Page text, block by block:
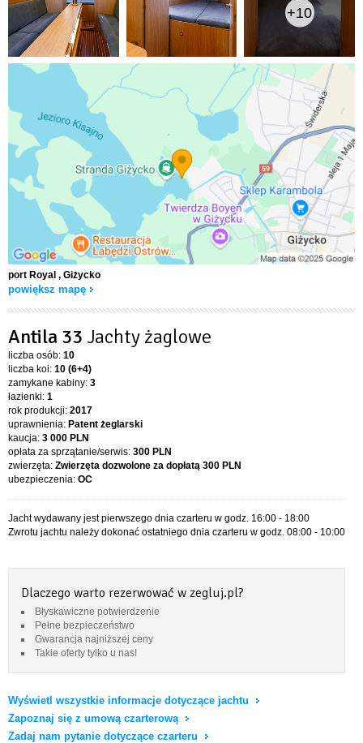
+10
port Royal , Giżycko
powiększ mapę
Antila 33 Jachty żaglowe
liczba osób: 10
liczba koi: 10 (6+4)
zamykane kabiny: 3
łazienki: 1
rok produkcji: 2017
uprawnienia: Patent żeglarski
kaucja: 3 000 PLN
opłata za sprzątanie/serwis: 300 PLN
zwierzęta: Zwierzęta dozwolone za dopłatą 300 PLN
ubezpieczenia: OC
Jacht wydawany jest pierwszego dnia czarteru w godz. 16:00 - 18:00
Zwrotu jachtu należy dokonać ostatniego dnia czarteru w godz. 08:00 - 10:00
Dlaczego warto rezerwować w zegluj.pl?
Błyskawiczne potwierdzenie
Pełne bezpieczeństwo
Gwarancja najniższej ceny
Takie oferty tylko u nas!
Wyświetl wszystkie informacje dotyczące jachtu
Zapoznaj się z umową czarterową
Zadaj nam pytanie dotyczące czarteru